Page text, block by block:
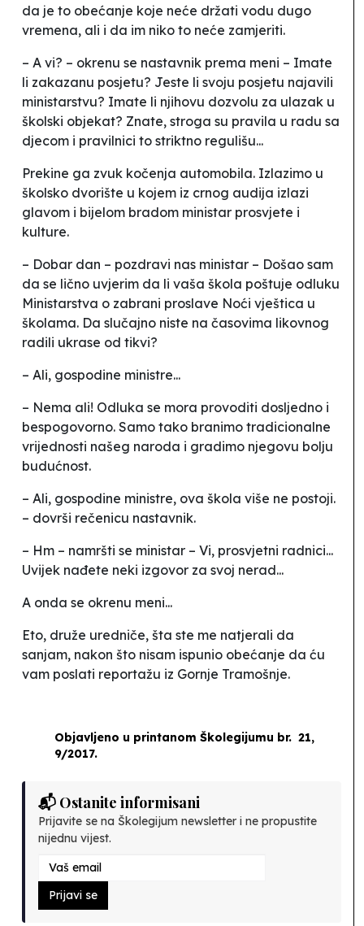
da je to obećanje koje neće držati vodu dugo
vremena, ali i da im niko to neće zamjeriti.
– A vi? – okrenu se nastavnik prema meni – Imate
li zakazanu posjetu? Jeste li svoju posjetu najavili
ministarstvu? Imate li njihovu dozvolu za ulazak u
školski objekat? Znate, stroga su pravila u radu sa
djecom i pravilnici to striktno regulišu...
Prekine ga zvuk kočenja automobila. Izlazimo u
školsko dvorište u kojem iz crnog audija izlazi
glavom i bijelom bradom ministar prosvjete i
kulture.
– Dobar dan – pozdravi nas ministar – Došao sam
da se lično uvjerim da li vaša škola poštuje odluku
Ministarstva o zabrani proslave Noći vještica u
školama. Da slučajno niste na časovima likovnog
radili ukrase od tikvi?
– Ali, gospodine ministre...
– Nema ali! Odluka se mora provoditi dosljedno i
bespogovorno. Samo tako branimo tradicionalne
vrijednosti našeg naroda i gradimo njegovu bolju
budućnost.
– Ali, gospodine ministre, ova škola više ne postoji.
– dovrši rečenicu nastavnik.
– Hm – namršti se ministar – Vi, prosvjetni radnici...
Uvijek nađete neki izgovor za svoj nerad...
A onda se okrenu meni...
Eto, druže uredniče, šta ste me natjerali da
sanjam, nakon što nisam ispunio obećanje da ću
vam poslati reportažu iz Gornje Tramošnje.
Objavljeno u printanom Školegijumu br. 21,
9/2017.
📬 Ostanite informisani
Prijavite se na Školegijum newsletter i ne propustite
nijednu vijest.
Prijavi se